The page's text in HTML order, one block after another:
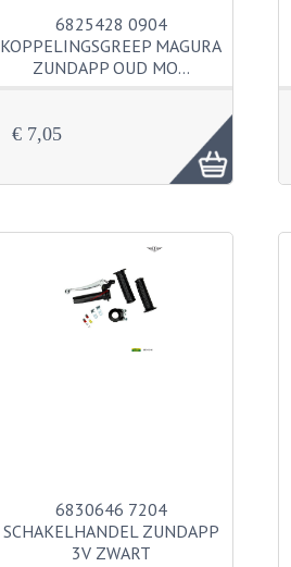
6825428 0904
KOPPELINGSGREEP MAGURA
ZUNDAPP OUD MO…
€ 7,05
6830646 7204
SCHAKELHANDEL ZUNDAPP
3V ZWART